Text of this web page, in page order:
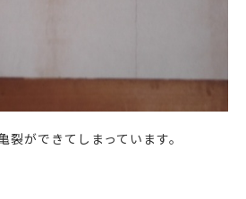
ができてしまっています。